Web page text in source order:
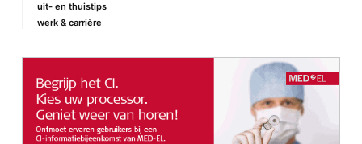
uit- en thuistips
werk & carrière